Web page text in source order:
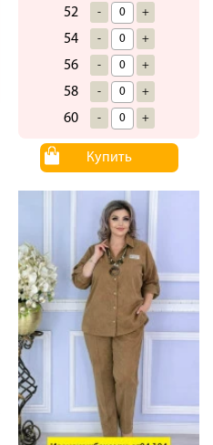
52 - +
54 - +
56 - +
58 - +
60 - +
Купить